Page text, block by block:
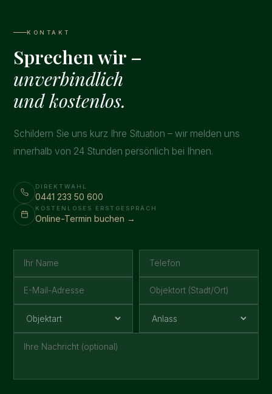
KONTAKT
Sprechen wir –
unverbindlich
und kostenlos.
Schildern Sie uns kurz Ihre Situation – wir melden uns
innerhalb von 24 Stunden persönlich bei Ihnen.
DIREKTWAHL
0441 233 50 600
KOSTENLOSES ERSTGESPRÄCH
Online-Termin buchen →